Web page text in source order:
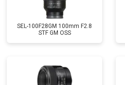
SEL-100F28GM 100mm F2.8
STF GM OSS